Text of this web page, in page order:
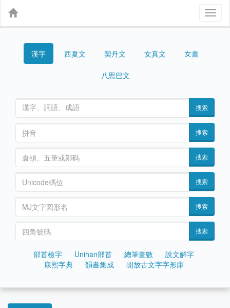
漢字 西夏文 契丹文 女真文 女書
八思巴文
搜索
搜索
搜索
搜索
搜索
搜索
部首檢字 Unihan部首 總筆畫數
說文解字
康熙字典
韻書集成 開放古文字字形庫